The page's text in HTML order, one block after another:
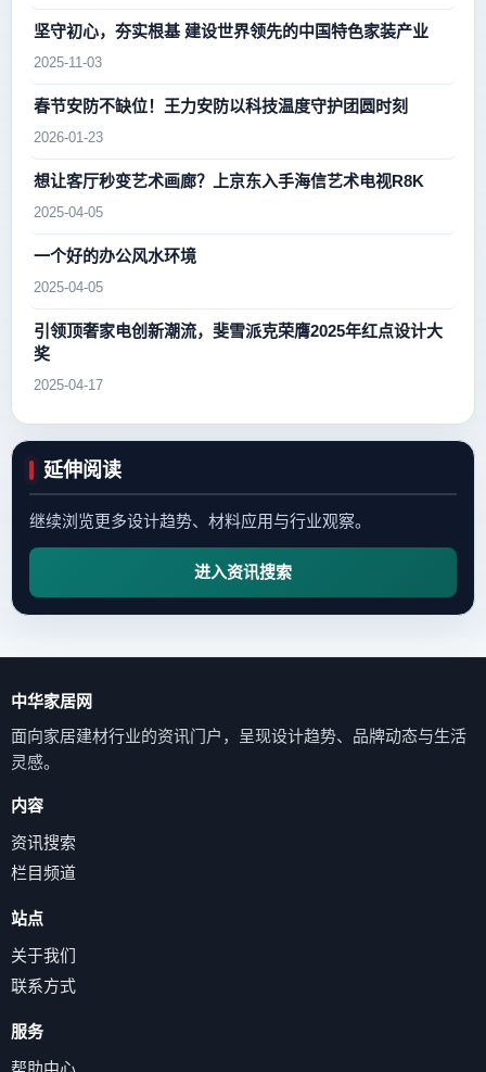
坚守初心，夯实根基 建设世界领先的中国特色家装产业
2025-11-03
春节安防不缺位！王力安防以科技温度守护团圆时刻
2026-01-23
想让客厅秒变艺术画廊？上京东入手海信艺术电视R8K
2025-04-05
一个好的办公风水环境
2025-04-05
引领顶奢家电创新潮流，斐雪派克荣膺2025年红点设计大
奖
2025-04-17
延伸阅读
继续浏览更多设计趋势、材料应用与行业观察。
进入资讯搜索
中华家居网
面向家居建材行业的资讯门户，呈现设计趋势、品牌动态与生活
灵感。
内容
资讯搜索
栏目频道
站点
关于我们
联系方式
服务
帮助中心